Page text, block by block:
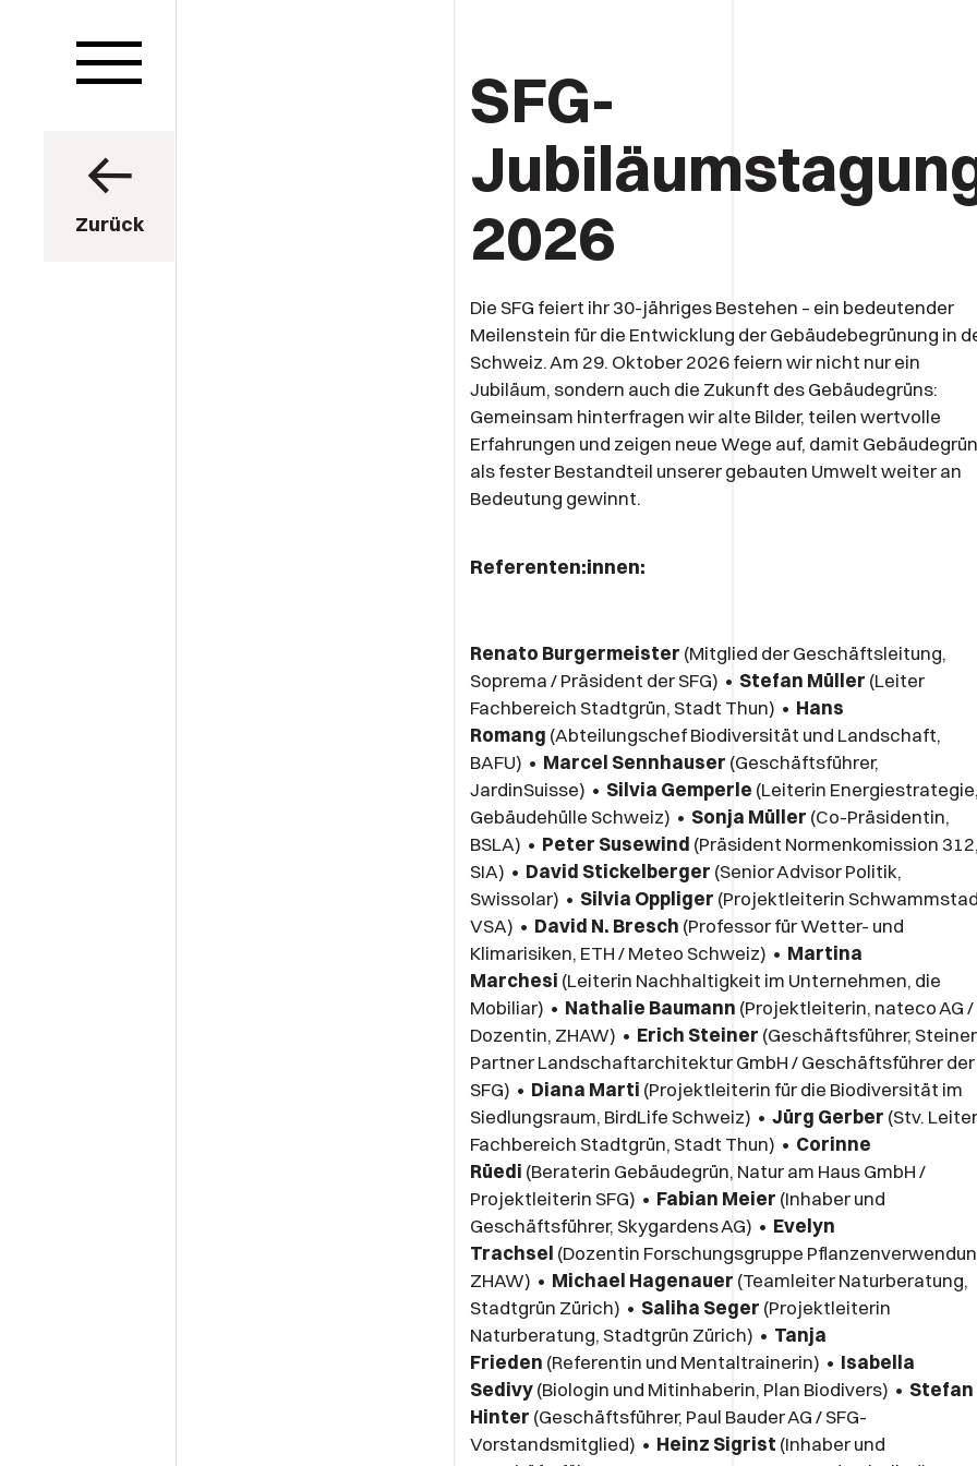
Zurück
SFG-
2026
Die SFG feiert ihr 30-jähriges Bestehen – ein bedeutender
Meilenstein für die Entwicklung der Gebäudebegrünung in
Schweiz. Am 29. Oktober 2026 feiern wir nicht nur ein
Jubiläum, sondern auch die Zukunft des Gebäudegrüns:
Gemeinsam hinterfragen wir alte Bilder, teilen wertvolle
Erfahrungen und zeigen neue Wege auf, damit Gebäudegrün
als fester Bestandteil unserer gebauten Umwelt weiter an
Bedeutung gewinnt.
Referenten:innen:
Renato Burgermeister (Mitglied der Geschäftsleitung,
Soprema / Präsident der SFG) • Stefan Müller (Leiter
Fachbereich Stadtgrün, Stadt Thun) • Hans
Romang (Abteilungschef Biodiversität und Landschaft,
BAFU) • Marcel Sennhauser (Geschäftsführer,
JardinSuisse) • Silvia Gemperle (Leiterin Energiestrategie,
Gebäudehülle Schweiz) • Sonja Müller (Co-Präsidentin,
BSLA) • Peter Susewind (Präsident Normenkomission 312,
SIA) • David Stickelberger (Senior Advisor Politik,
Swissolar) • Silvia Oppliger (Projektleiterin
VSA) • David N. Bresch (Professor für Wetter- und
Klimarisiken, ETH / Meteo Schweiz) • Martina
Marchesi (Leiterin Nachhaltigkeit im Unternehmen, die
Mobiliar) • Nathalie Baumann (Projektleiterin, nateco AG /
Dozentin, ZHAW) • Erich Steiner (Geschäftsführer,
Partner Landschaftarchitektur GmbH / Geschäftsführer der
SFG) • Diana Marti (Projektleiterin für die Biodiversität im
Siedlungsraum, BirdLife Schweiz) • Jürg Gerber (Stv. Leiter
Fachbereich Stadtgrün, Stadt Thun) • Corinne
Rüedi (Beraterin Gebäudegrün, Natur am Haus GmbH /
Projektleiterin SFG) • Fabian Meier (Inhaber und
Geschäftsführer, Skygardens AG) • Evelyn
Trachsel (Dozentin Forschungsgruppe
ZHAW) • Michael Hagenauer (Teamleiter Naturberatung,
Stadtgrün Zürich) • Saliha Seger (Projektleiterin
Naturberatung, Stadtgrün Zürich) • Tanja
Frieden (Referentin und Mentaltrainerin) • Isabella
Sedivy(Biologin und Mitinhaberin, Plan Biodivers) • Stefan
Hinter (Geschäftsführer, Paul Bauder AG / SFG-
Vorstandsmitglied) • Heinz Sigrist (Inhaber und